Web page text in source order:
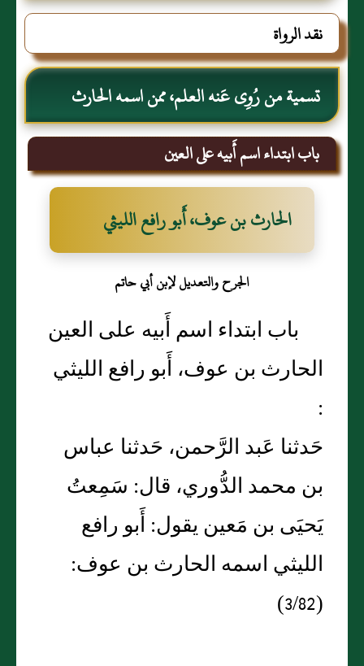
نقد الرواة
تسمية من رُوِى عَنه العلم، ممن اسمه الحارث
باب ابتداء اسم أَبيه على العين
الحارث بن عوف، أَبو رافع الليثي
الجرح والتعديل لإبن أبي حاتم
باب ابتداء اسم أَبيه على العين
الحارث بن عوف، أَبو رافع الليثي
:
حَدثنا عَبد الرَّحمن، حَدثنا عباس
بن محمد الدُّوري، قال: سَمِعتُ
يَحيَى بن مَعين يقول: أَبو رافع
الليثي اسمه الحارث بن عوف:
(3/82)